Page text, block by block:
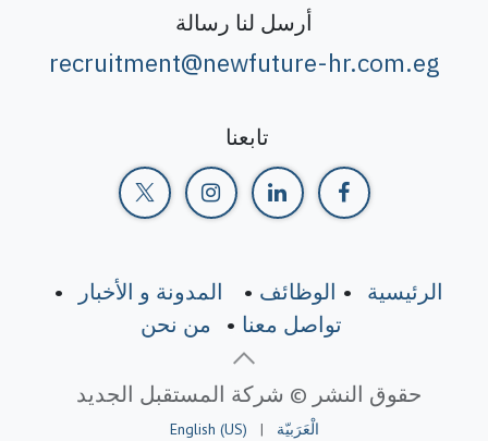
أرسل لنا رسالة
recruitment@newfuture-hr.com.eg
تابعنا
الرئيسية • الوظائف • المدونة و الأخبار
•
تواصل معنا • من نحن
حقوق النشر © شركة المستقبل الجديد
الْعَرَبيّة |
English (US)